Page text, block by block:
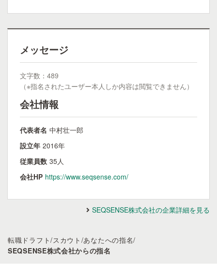
メッセージ
文字数：489
（※指名されたユーザー本人しか内容は閲覧できません）
会社情報
代表者名 中村壮一郎
設立年 2016年
従業員数 35人
会社HP https://www.seqsense.com/
SEQSENSE株式会社の企業詳細を見る
転職ドラフト/スカウト /あなたへの指名/
SEQSENSE株式会社からの指名